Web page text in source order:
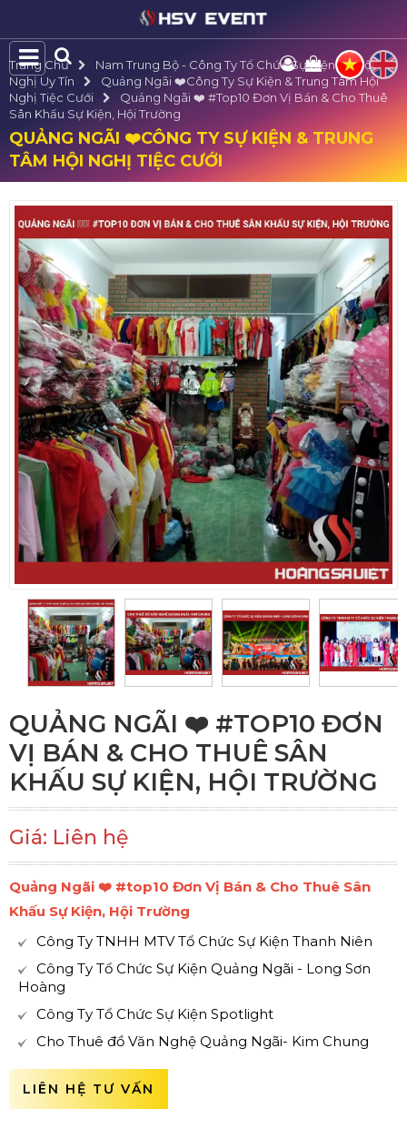
Trang Chủ
Nam Trung Bộ - Công Ty Tổ Chức Sự Kiện Và Hội
Nghị Uy Tín
Quảng Ngãi ❤️️Công Ty Sự Kiện & Trung Tâm Hội
Nghị Tiệc Cưới
Quảng Ngãi ❤️️ #top10 Đơn Vị Bán & Cho Thuê
Sân Khấu Sự Kiện, Hội Trường
QUẢNG NGÃI ❤️️CÔNG TY SỰ KIỆN & TRUNG
TÂM HỘI NGHỊ TIỆC CƯỚI
QUẢNG NGÃI ❤️️ #TOP10 ĐƠN
VỊ BÁN & CHO THUÊ SÂN
KHẤU SỰ KIỆN, HỘI TRƯỜNG
Giá: Liên hệ
Quảng Ngãi ❤️️ #top10 Đơn Vị Bán & Cho Thuê Sân
Khấu Sự Kiện, Hội Trường
Công Ty TNHH MTV Tổ Chức Sự Kiện Thanh Niên
Công Ty Tổ Chức Sự Kiện Quảng Ngãi - Long Sơn
Hoàng
Công Ty Tổ Chức Sự Kiện Spotlight
Cho Thuê đồ Văn Nghệ Quảng Ngãi- Kim Chung
LIÊN HỆ TƯ VẤN